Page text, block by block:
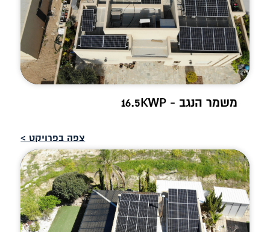
משמר הנגב - 16.5KWP
צפה בפרויקט >